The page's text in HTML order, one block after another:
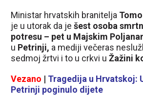
Ministar hrvatskih branitelja
je u utorak da je šest osoba
potresu – pet u Majskim
u Petrinji, a mediji večeras
sedmoj žrtvi i to u crkvi uŽažini
Vezano | Tragedija u Hrvatskoj:
Petrinji poginulo dijete